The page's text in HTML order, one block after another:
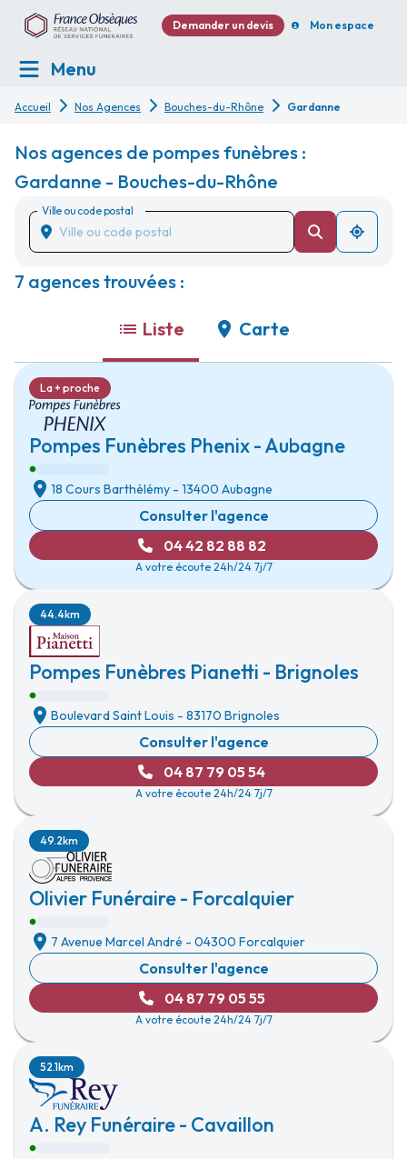
Demander un devis Mon espace
Menu
Accueil Nos Agences Bouches-du-Rhône Gardanne
Nos agences de pompes funèbres :
Gardanne - Bouches-du-Rhône
Ville ou code postal
7 agences trouvées :
Liste Carte
Pompes Funèbres Phenix - Aubagne
La + proche
18 Cours Barthélémy - 13400 Aubagne
Consulter l'agence
04 42 82 88 82
A votre écoute 24h/24 7j/7
Pompes Funèbres Pianetti - Brignoles
44.4km
Boulevard Saint Louis - 83170 Brignoles
Consulter l'agence
04 87 79 05 54
A votre écoute 24h/24 7j/7
Olivier Funéraire - Forcalquier
49.2km
7 Avenue Marcel André - 04300 Forcalquier
Consulter l'agence
04 87 79 05 55
A votre écoute 24h/24 7j/7
A. Rey Funéraire - Cavaillon
52.1km